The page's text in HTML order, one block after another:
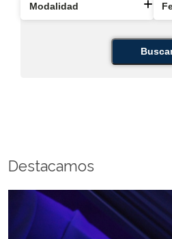
Modalidad
Destacamos